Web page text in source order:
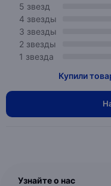
5 звезд
4 звезды
3 звезды
2 звезды
1 звезда
Купили
Узнайте о нас